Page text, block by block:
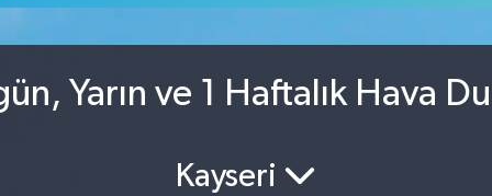
Yarın ve 1 Haftalık Hava
Kayseri